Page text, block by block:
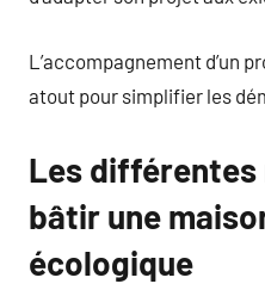
L’accompagnement d’un
atout pour simplifier les
Les
bâtir une
écologique